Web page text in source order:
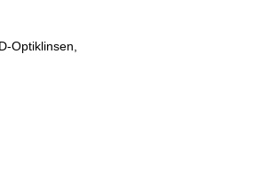
Optiklinsen,